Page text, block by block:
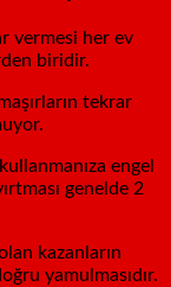
vermesi her ev
biridir.
tekrar
engel
genelde 2
kazanların
yamulmasıdır.